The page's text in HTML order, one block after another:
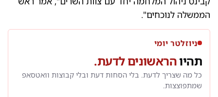
הממשלה לנוכחים".
ניוזלטר יומי
תהיוהראשונים לדעת.
כל מה שצריך לדעת. בלי הסחות דעת ובלי קבוצות וואטסאפ
שמתפוצצות.